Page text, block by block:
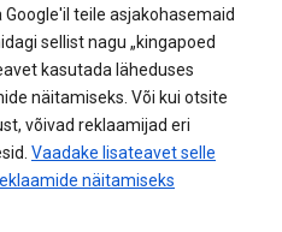
teile asjakohasemaid
sellist nagu „kingapoed
kasutada läheduses
näitamiseks. Või kui otsite
võivad reklaamijad eri
Vaadake lisateavet selle
näitamiseks